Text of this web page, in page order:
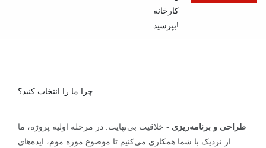
کارخانه
بپرسید!
سازنده OEM/ODM
طراحی یکپارچه
چرا ما را انتخاب کنید؟
طراحی و برنامه‌ریزی - خلاقیت بی‌نهایت. در مرحله اولیه پروژه، ما
از نزدیک با شما همکاری می‌کنیم تا موضوع موزه موم، ایده‌های